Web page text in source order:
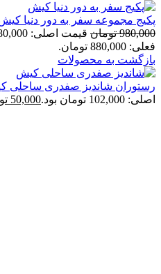
پکیج مجموعه سفر به دور دنیا
980,000 تومان قیمت اصلی: 980,000 تومان بود.
فعلی: 880,000 تومان.
بازگشت به محصولات
رستوران شاندیز صفدری ساحلی
اصلی: 102,000 تومان بود.
50,000